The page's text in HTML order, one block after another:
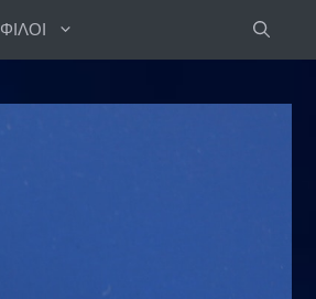
ΦΙΛΟΙ